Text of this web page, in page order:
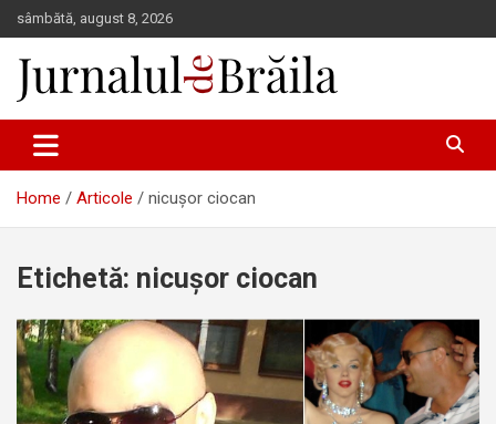
Skip
to
content
sâmbătă, august 8, 2026
Jurnalul de Brăila
Home Articole nicușor ciocan
Etichetă: nicușor ciocan